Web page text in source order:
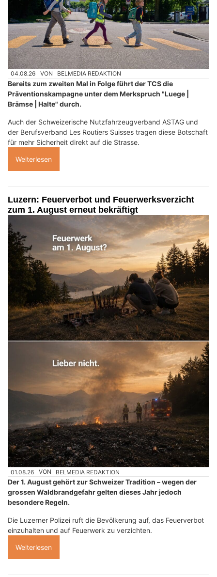
04.08.26 VON BELMEDIA REDAKTION
Bereits zum zweiten Mal in Folge führt der TCS die
Präventionskampagne unter dem Merkspruch "Luege |
Brämse | Halte" durch.
Auch der Schweizerische Nutzfahrzeugverband ASTAG und
der Berufsverband Les Routiers Suisses tragen diese Botschaft
für mehr Sicherheit direkt auf die Strasse.
Weiterlesen
Luzern: Feuerverbot und Feuerwerksverzicht
zum 1. August erneut bekräftigt
01.08.26 VON BELMEDIA REDAKTION
Der 1. August gehört zur Schweizer Tradition – wegen der
grossen Waldbrandgefahr gelten dieses Jahr jedoch
besondere Regeln.
Die Luzerner Polizei ruft die Bevölkerung auf, das Feuerverbot
einzuhalten und auf Feuerwerk zu verzichten.
Weiterlesen